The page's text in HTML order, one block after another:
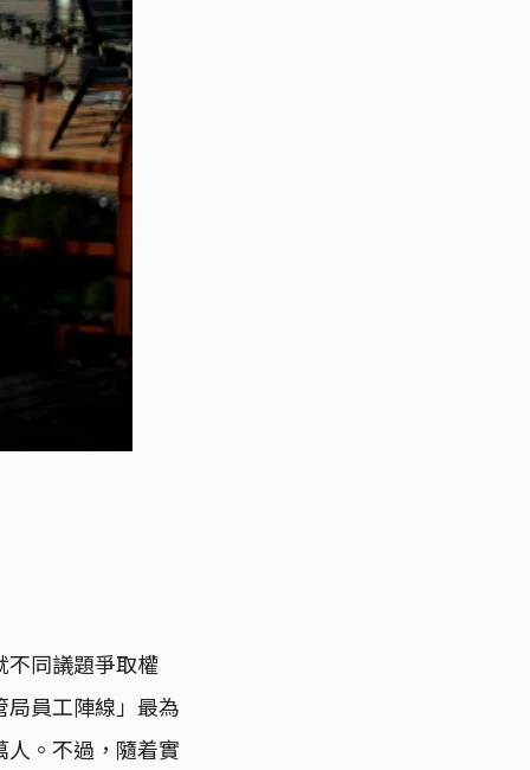
不同議題爭取權
員工陣線」最為
人。不過，隨着實